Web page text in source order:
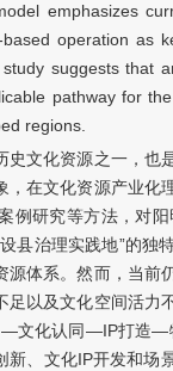
emphasizes
operation as
suggests that
pathway for
regions.
史文化资源之一，
，在文化资源产业
例研究等方法，对
县治理实践地”的
体系。然而，当前
以及文化空间活
文化认同—IP打造—
新、文化IP开发和